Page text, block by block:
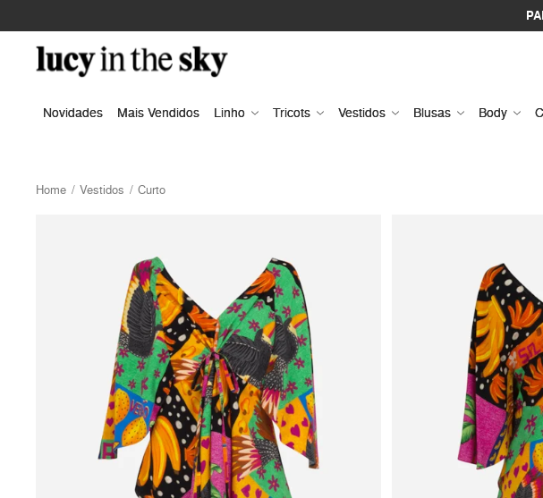
Novidades Mais Vendidos Linho Tricots Vestidos Blusas Body
Home Vestidos Curto